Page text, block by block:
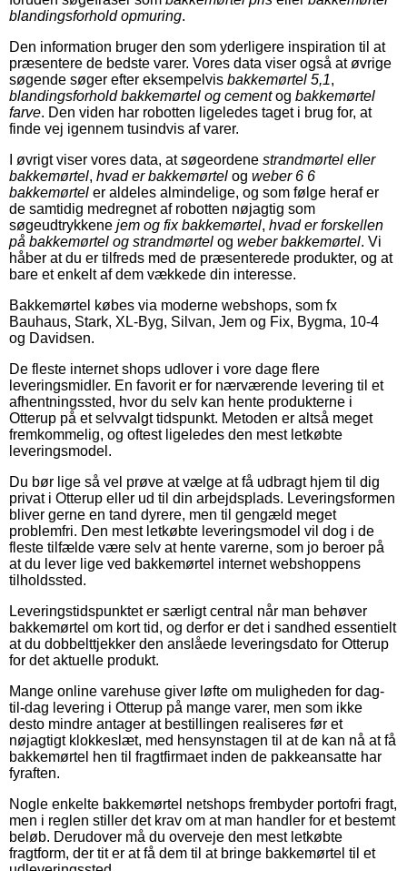
blandingsforhold opmuring.
Den information bruger den som yderligere inspiration til at
præsentere de bedste varer. Vores data viser også at øvrige
søgende søger efter eksempelvis bakkemørtel 5,1,
blandingsforhold bakkemørtel og cementog bakkemørtel
farve. Den viden har robotten ligeledes taget i brug for, at
finde vej igennem tusindvis af varer.
I øvrigt viser vores data, at søgeordene strandmørtel eller
bakkemørtel, hvad er bakkemørtel og weber 6 6
bakkemørtel er aldeles almindelige, og som følge heraf er
de samtidig medregnet af robotten nøjagtig som
søgeudtrykkene jem og fix bakkemørtel, hvad er forskellen
på bakkemørtel og strandmørtel og weber bakkemørtel. Vi
håber at du er tilfreds med de præsenterede produkter, og at
bare et enkelt af dem vækkede din interesse.
Bakkemørtel købes via moderne webshops, som fx
Bauhaus, Stark, XL-Byg, Silvan, Jem og Fix, Bygma, 10-4
og Davidsen.
De fleste internet shops udlover i vore dage flere
leveringsmidler. En favorit er for nærværende levering til et
afhentningssted, hvor du selv kan hente produkterne i
Otterup på et selvvalgt tidspunkt. Metoden er altså meget
fremkommelig, og oftest ligeledes den mest letkøbte
leveringsmodel.
Du bør lige så vel prøve at vælge at få udbragt hjem til dig
privat i Otterup eller ud til din arbejdsplads. Leveringsformen
bliver gerne en tand dyrere, men til gengæld meget
problemfri. Den mest letkøbte leveringsmodel vil dog i de
fleste tilfælde være selv at hente varerne, som jo beroer på
at du lever lige ved bakkemørtel internet webshoppens
tilholdssted.
Leveringstidspunktet er særligt central når man behøver
bakkemørtel om kort tid, og derfor er det i sandhed essentielt
at du dobbelttjekker den anslåede leveringsdato for Otterup
for det aktuelle produkt.
Mange online varehuse giver løfte om muligheden for dag-
til-dag levering i Otterup på mange varer, men som ikke
desto mindre antager at bestillingen realiseres før et
nøjagtigt klokkeslæt, med hensynstagen til at de kan nå at få
bakkemørtel hen til fragtfirmaet inden de pakkeansatte har
fyraften.
Nogle enkelte bakkemørtel netshops frembyder portofri fragt,
men i reglen stiller det krav om at man handler for et bestemt
beløb. Derudover må du overveje den mest letkøbte
fragtform, der tit er at få dem til at bringe bakkemørtel til et